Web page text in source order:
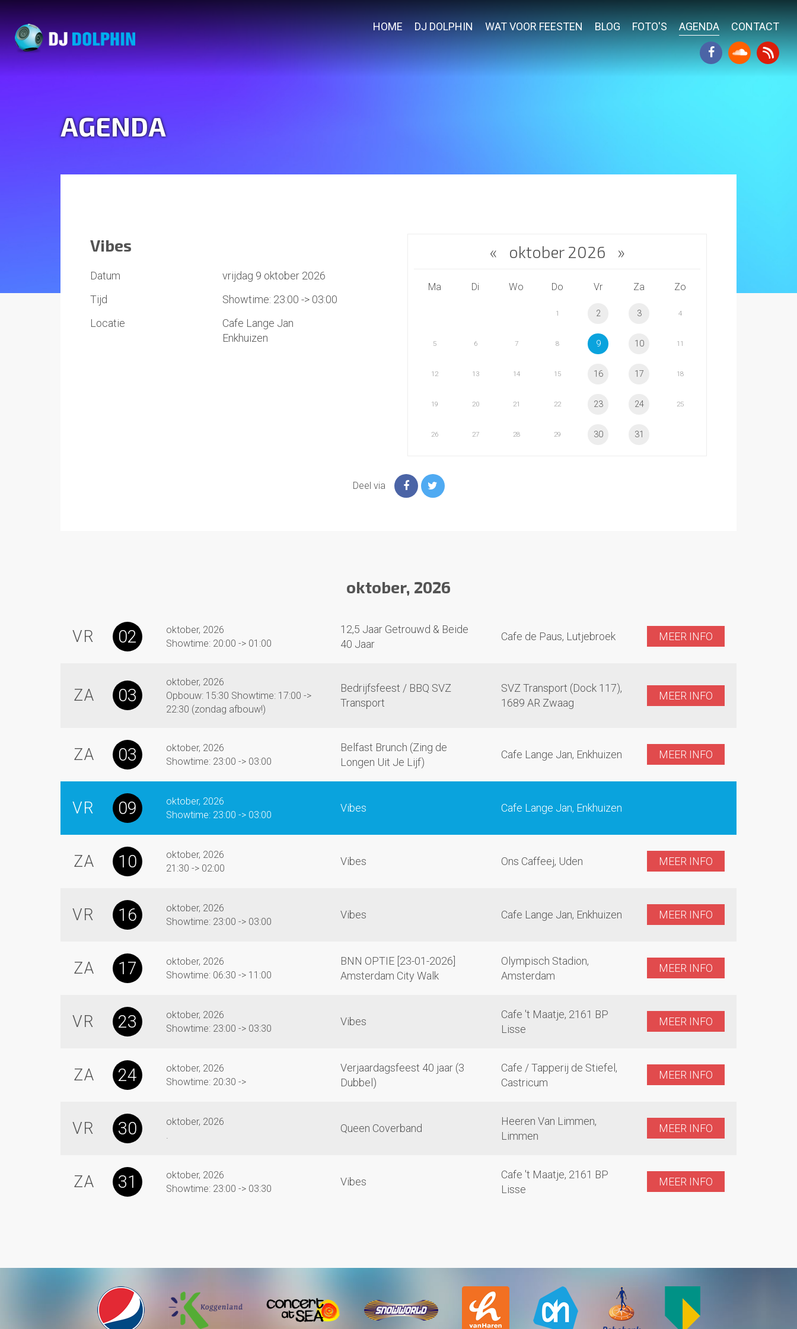
HOME DJ DOLPHIN WAT VOOR FEESTEN BLOG FOTO'S AGENDA CONTACT
AGENDA
Vibes
Datum
vrijdag 9 oktober 2026
Tijd
Showtime: 23:00 -> 03:00
Locatie
Cafe Lange Jan
Enkhuizen
« oktober 2026 »
Ma Di Wo Do Vr Za Zo
1 2 3 4
5 6 7 8 9 10 11
12 13 14 15 16 17 18
19 20 21 22 23 24 25
26 27 28 29 30 31
Deel via
oktober, 2026
VR 02
oktober, 2026
Showtime: 20:00 -> 01:00
12,5 Jaar Getrouwd & Beide
40 Jaar
Cafe de Paus, Lutjebroek MEER INFO
ZA 03
oktober, 2026
Opbouw: 15:30 Showtime: 17:00 ->
22:30 (zondag afbouw!)
Bedrijfsfeest / BBQ SVZ
Transport
SVZ Transport (Dock 117),
1689 AR Zwaag
MEER INFO
ZA 03
oktober, 2026
Showtime: 23:00 -> 03:00
Belfast Brunch (Zing de
Longen Uit Je Lijf)
Cafe Lange Jan, Enkhuizen MEER INFO
VR 09
oktober, 2026
Showtime: 23:00 -> 03:00
Vibes Cafe Lange Jan, Enkhuizen
ZA 10
oktober, 2026
21:30 -> 02:00
Vibes Ons Caffeej, Uden MEER INFO
VR 16
oktober, 2026
Showtime: 23:00 -> 03:00
Vibes Cafe Lange Jan, Enkhuizen MEER INFO
ZA 17
oktober, 2026
Showtime: 06:30 -> 11:00
BNN OPTIE [23-01-2026]
Amsterdam City Walk
Olympisch Stadion,
Amsterdam
MEER INFO
VR 23
oktober, 2026
Showtime: 23:00 -> 03:30
Vibes
Cafe 't Maatje, 2161 BP
Lisse
MEER INFO
ZA 24
oktober, 2026
Showtime: 20:30 ->
Verjaardagsfeest 40 jaar (3
Dubbel)
Cafe / Tapperij de Stiefel,
Castricum
MEER INFO
VR 30
oktober, 2026
.
Queen Coverband
Heeren Van Limmen,
Limmen
MEER INFO
ZA 31
oktober, 2026
Showtime: 23:00 -> 03:30
Vibes
Cafe 't Maatje, 2161 BP
Lisse
MEER INFO